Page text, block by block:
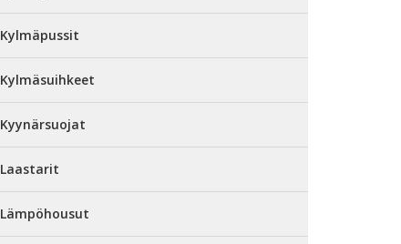
Kylmäpussit
Kylmäsuihkeet
Kyynärsuojat
Laastarit
Lämpöhousut